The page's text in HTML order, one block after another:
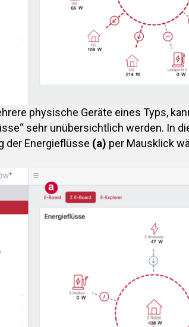
physische Geräte eines Typs,
sehr unübersichtlich werden. In
der Energieflüsse (a) per Mausklick